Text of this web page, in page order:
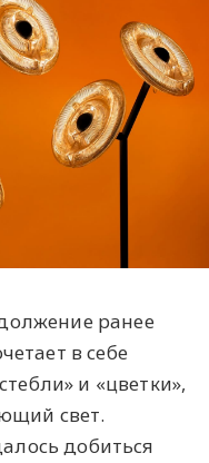
ранее
в себе
и «цветки»,
свет.
добиться